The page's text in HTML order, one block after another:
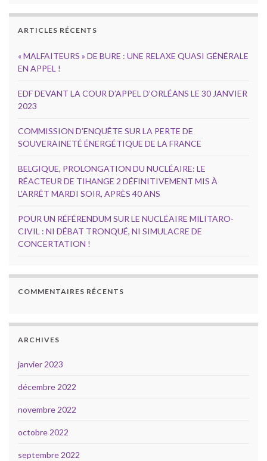
ARTICLES RÉCENTS
« MALFAITEURS » DE BURE : UNE RELAXE QUASI GÉNÉRALE
EN APPEL !
EDF DEVANT LA COUR D’APPEL D’ORLÉANS LE 30 JANVIER
2023
COMMISSION D’ENQUÊTE SUR LA PERTE DE
SOUVERAINETÉ ÉNERGÉTIQUE DE LA FRANCE
BELGIQUE, PROLONGATION DU NUCLÉAIRE: LE
RÉACTEUR DE TIHANGE 2 DÉFINITIVEMENT MIS À
L’ARRÊT MARDI SOIR, APRÈS 40 ANS
POUR UN RÉFÉRENDUM SUR LE NUCLÉAIRE MILITARO-
CIVIL : NI DÉBAT TRONQUÉ, NI SIMULACRE DE
CONCERTATION !
COMMENTAIRES RÉCENTS
ARCHIVES
janvier 2023
décembre 2022
novembre 2022
octobre 2022
septembre 2022